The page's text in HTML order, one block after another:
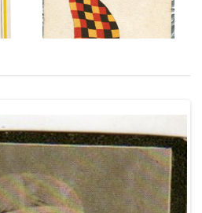
patriótico, bandeira
Germany ~ G. NANNI
PROJETO